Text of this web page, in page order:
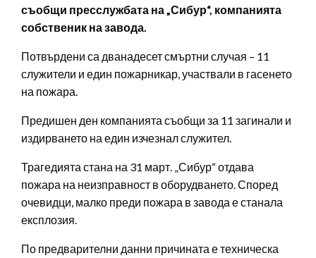
съобщи пресслужбата на „Сибур“, компанията
собственик на завода.
Потвърдени са дванадесет смъртни случая – 11
служители и един пожарникар, участвали в гасенето
на пожара.
Предишен ден компанията съобщи за 11 загинали и
издирването на един изчезнал служител.
Трагедията стана на 31 март. „Сибур“ отдава
пожара на неизправност в оборудването. Според
очевидци, малко преди пожара в завода е станала
експлозия.
По предварителни данни причината е техническа